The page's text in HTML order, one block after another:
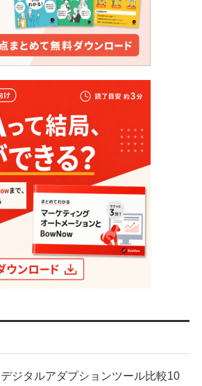
ジタルアダプションツール比較10